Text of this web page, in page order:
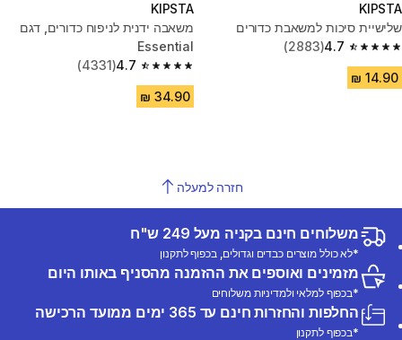
KIPSTA
שלישיית סיכות למשאבת כדורים
4.7
4.7 out of 5 stars from 2883 reviews
(2883)
KIPSTA
משאבה ידנית לניפוח כדורים, דגם
Essential
4.7
4.7 out of 5 stars from 4331 reviews
(4331)
חזרה למעלה
משלוחים חינם בקניה מעל 249 ש"ח
*לא כולל מוצרים כבדים וגדולים, בכפוף לתקנון
מזמינים ואוספים את ההזמנה מהסניף באותו היום
*בכפוף למלאי ולמדיניות משלוחים
החלפות והחזרות חינם עד 365 ימים ממועד הרכישה
*בכפוף לתקנון